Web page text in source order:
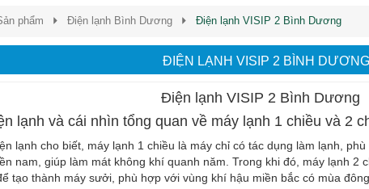
phẩm Điện lạnh Bình Dương Điện lạnh VISIP 2 Bình Dương
ĐIỆN LẠNH VISIP 2 BÌNH DƯƠNG
Điện lạnh VISIP 2 Bình Dương
lạnh và cái nhìn tổng quan về máy lạnh 1 chiều và 2
lạnh cho biết, máy lạnh 1 chiều là máy chỉ có tác dụng làm lạnh,
nam, giúp làm mát không khí quanh năm. Trong khi đó, máy lạnh 2
tạo thành máy sưởi, phù hợp với vùng khí hậu miền bắc có mùa